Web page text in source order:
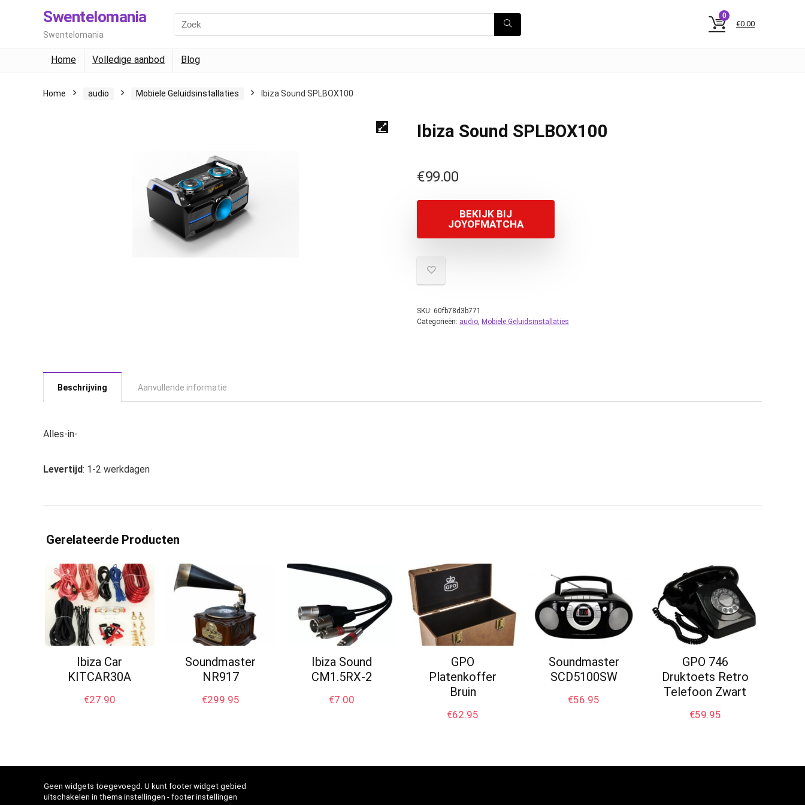
Swentelomania
Swentelomania
0
€0.00
Home Volledige aanbod Blog
Home audio Mobiele Geluidsinstallaties Ibiza Sound SPLBOX100
Ibiza Sound SPLBOX100
€99.00
BEKIJK BIJ
JOYOFMATCHA
SKU: 60fb78d3b771
Categorieën: audio, Mobiele Geluidsinstallaties
Beschrijving Aanvullende informatie
Alles-in-
Levertijd: 1-2 werkdagen
Gerelateerde Producten
Ibiza Car
KITCAR30A
€27.90
Soundmaster
NR917
€299.95
Ibiza Sound
CM1.5RX-2
€7.00
GPO
Platenkoffer
Bruin
€62.95
Soundmaster
SCD5100SW
€56.95
GPO 746
Druktoets Retro
Telefoon Zwart
€59.95
Geen widgets toegevoegd. U kunt footer widget gebied
uitschakelen in thema instellingen - footer instellingen